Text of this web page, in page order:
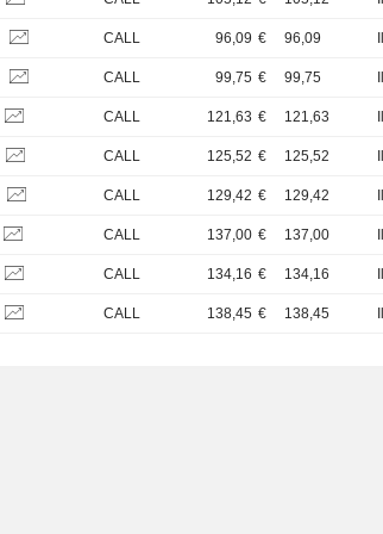
CALL 96,09 € 96,09
CALL 99,75 € 99,75
CALL 121,63 € 121,63
CALL 125,52 € 125,52
CALL 129,42 € 129,42
CALL 137,00 € 137,00
CALL 134,16 € 134,16
CALL 138,45 € 138,45